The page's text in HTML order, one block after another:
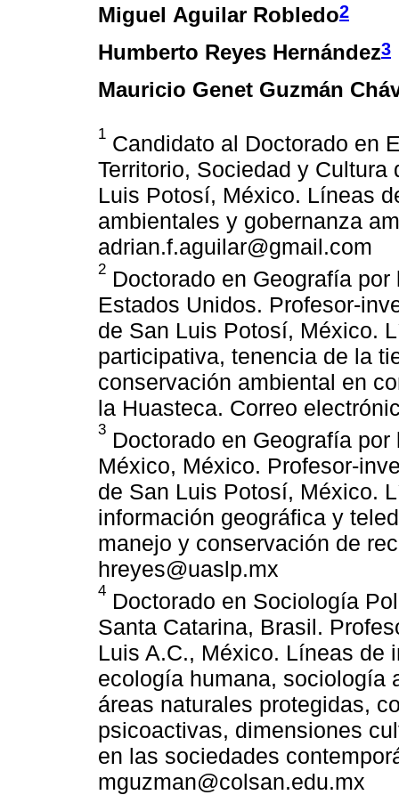
Miguel Aguilar Robledo2
Humberto Reyes Hernández3
Mauricio Genet Guzmán
1 Candidato al Doctorado en
Territorio, Sociedad y
Luis Potosí, México. Líneas
ambientales y gobernanza
adrian.f.aguilar@gmail.com
2 Doctorado en Geografía
Estados Unidos. Profesor-
de San Luis Potosí, México.
participativa, tenencia de la
conservación ambiental en
la Huasteca. Correo
3 Doctorado en Geografía
México, México. Profesor-
de San Luis Potosí, México.
información geográfica y
manejo y conservación de
hreyes@uaslp.mx
4 Doctorado en Sociología
Santa Catarina, Brasil.
Luis A.C., México. Líneas de
ecología humana, sociología
áreas naturales protegidas,
psicoactivas, dimensiones
en las sociedades
mguzman@colsan.edu.mx